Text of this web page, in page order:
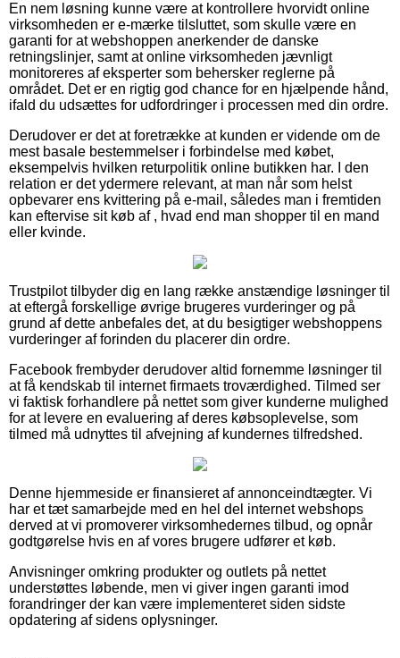
En nem løsning kunne være at kontrollere hvorvidt online
virksomheden er e-mærke tilsluttet, som skulle være en
garanti for at webshoppen anerkender de danske
retningslinjer, samt at online virksomheden jævnligt
monitoreres af eksperter som behersker reglerne på
området. Det er en rigtig god chance for en hjælpende hånd,
ifald du udsættes for udfordringer i processen med din ordre.
Derudover er det at foretrække at kunden er vidende om de
mest basale bestemmelser i forbindelse med købet,
eksempelvis hvilken returpolitik online butikken har. I den
relation er det ydermere relevant, at man når som helst
opbevarer ens kvittering på e-mail, således man i fremtiden
kan eftervise sit køb af , hvad end man shopper til en mand
eller kvinde.
Trustpilot tilbyder dig en lang række anstændige løsninger til
at eftergå forskellige øvrige brugeres vurderinger og på
grund af dette anbefales det, at du besigtiger webshoppens
vurderinger af forinden du placerer din ordre.
Facebook frembyder derudover altid fornemme løsninger til
at få kendskab til internet firmaets troværdighed. Tilmed ser
vi faktisk forhandlere på nettet som giver kunderne mulighed
for at levere en evaluering af deres købsoplevelse, som
tilmed må udnyttes til afvejning af kundernes tilfredshed.
Denne hjemmeside er finansieret af annonceindtægter. Vi
har et tæt samarbejde med en hel del internet webshops
derved at vi promoverer virksomhedernes tilbud, og opnår
godtgørelse hvis en af vores brugere udfører et køb.
Anvisninger omkring produkter og outlets på nettet
understøttes løbende, men vi giver ingen garanti imod
forandringer der kan være implementeret siden sidste
opdatering af sidens oplysninger.